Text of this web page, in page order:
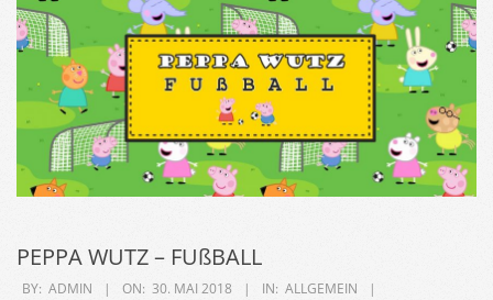
PEPPA WUTZ – FUßBALL
2018-
BY: ADMIN ON: 30. MAI 2018 IN: ALLGEMEIN